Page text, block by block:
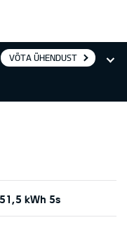
VÕTA ÜHENDUST
kWh 5s